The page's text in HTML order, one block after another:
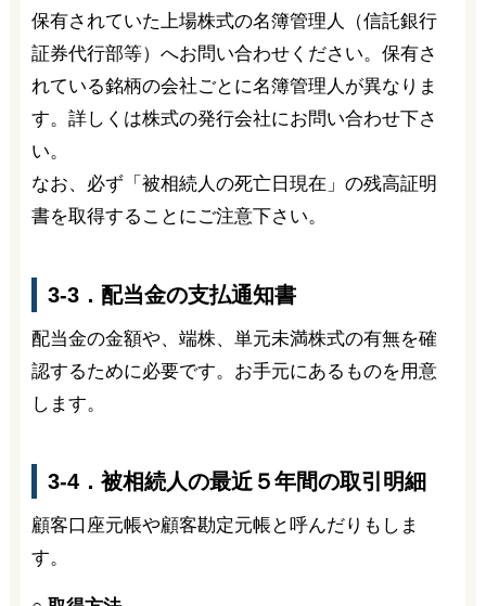
保有されていた上場株式の名簿管理人（信託銀行
証券代行部等）へお問い合わせください。保有さ
れている銘柄の会社ごとに名簿管理人が異なりま
す。詳しくは株式の発行会社にお問い合わせ下さ
い。
なお、必ず「被相続人の死亡日現在」の残高証明
書を取得することにご注意下さい。
3-3．配当金の支払通知書
配当金の金額や、端株、単元未満株式の有無を確
認するために必要です。お手元にあるものを用意
します。
3-4．被相続人の最近５年間の取引明細
顧客口座元帳や顧客勘定元帳と呼んだりもしま
す。